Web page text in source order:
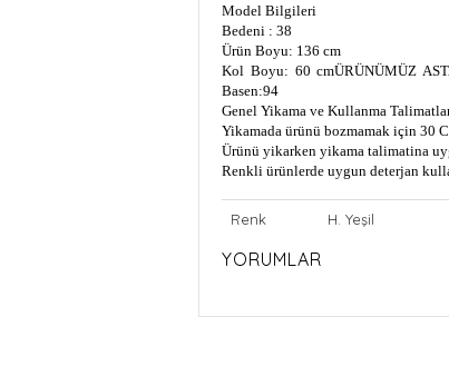
Model Bilgileri
Bedeni : 38
Ürün Boyu: 136 cm
Kol Boyu: 60 cmÜRÜNÜMÜZ
Basen:94
Genel Yikama ve Kullanma
Yikamada ürünü bozmamak için 30
Ürünü yikarken yikama talimatina
Renkli ürünlerde uygun deterjan
Renk H. Yeşil
YORUMLAR